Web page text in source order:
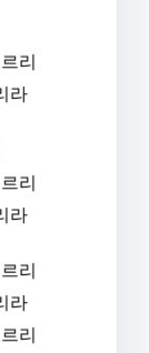
리
라
리
라
리
라
리